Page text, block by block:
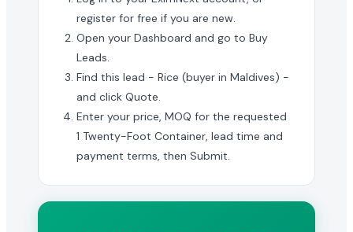
register for free if you are new.
Open your Dashboard and go to Buy
Leads.
Find this lead - Rice (buyer in Maldives) -
and click Quote.
Enter your price, MOQ for the requested
1 Twenty-Foot Container, lead time and
payment terms, then Submit.